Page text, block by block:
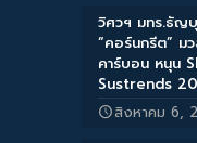
วิศวฯ มทร.ธัญ
“คอร์นกรีต” ม
คาร์บอน หนุน
Sustrends
สิงหาคม 6,